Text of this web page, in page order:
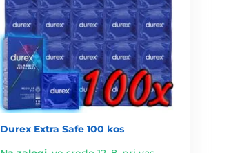
Durex Extra Safe 100 kos